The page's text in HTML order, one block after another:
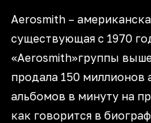
Aerosmith –
существующая с 1970
«Aerosmith»группы
продала 150 миллионов
альбомов в минуту на
как говорится в